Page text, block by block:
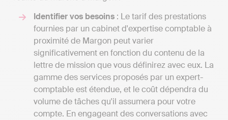
Identifier vos besoins : Le tarif des prestations
fournies par un cabinet d'expertise comptable à
proximité de Margon peut varier
significativement en fonction du contenu de la
lettre de mission que vous définirez avec eux. La
gamme des services proposés par un expert-
comptable est étendue, et le coût dépendra du
volume de tâches qu'il assumera pour votre
compte. En engageant des conversations avec